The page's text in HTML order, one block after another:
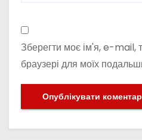
Зберегти моє ім'я, e-mail,
браузері для моїх